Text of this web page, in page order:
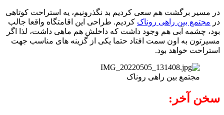
در مسیر برگشت هم سعی کردیم بد نگذرونیم، یه استراحت کوتاهی
در مجتمع بین راهی روناک کردیم. طراحی این اقامتگاه واقعا جالب
بود، چشمه آبی هم وجود داشت که داخلش هم ماهی داشت، لذا اگر
مسیرتون به اون سمت افتاد حتما یکی از گزینه های مناسب جهت
استراحت خواهد بود.
مجتمع بین راهی روناک
سخن آخر: